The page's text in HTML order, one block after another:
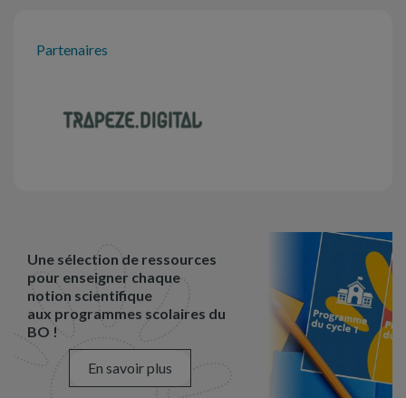
Partenaires
Une sélection de ressources
pour enseigner chaque
notion scientifique
aux programmes scolaires du
BO !
En savoir plus